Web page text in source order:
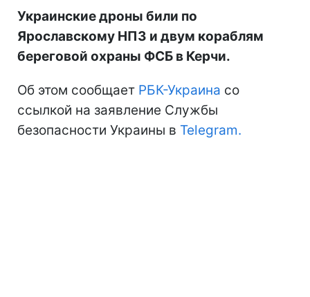
Украинские дроны били по
Ярославскому НПЗ и двум кораблям
береговой охраны ФСБ в Керчи.
Об этом сообщает РБК-Украина со
ссылкой на заявление Службы
безопасности Украины в Telegram.